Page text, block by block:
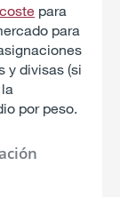
para
para
y divisas (si
por peso.